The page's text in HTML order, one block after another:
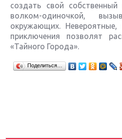
создать свой
волком-одиночкой,
окружающих. Невероятные,
приключения позволят
«Тайного Города».
Поделиться…
Крупнейшие релизы мая:
Sony